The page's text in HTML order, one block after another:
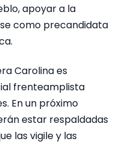
apoyar a la
como precandidata
Carolina es
frenteamplista
En un próximo
estar respaldadas
las vigile y las